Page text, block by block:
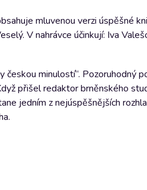
mluvenou verzi úspěšné
V nahrávce účinkují: Iva
minulostí“. Pozoruhodný
přišel redaktor brněnského
jedním z nejúspěšnějších